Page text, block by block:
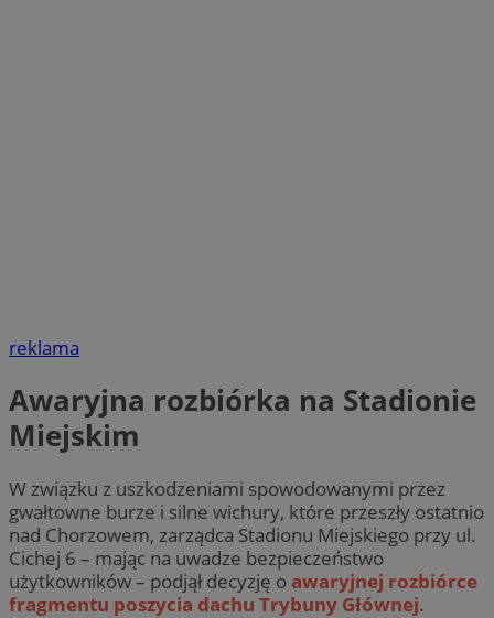
reklama
Awaryjna rozbiórka na Stadionie
Miejskim
W związku z uszkodzeniami spowodowanymi przez
gwałtowne burze i silne wichury, które przeszły ostatnio
nad Chorzowem, zarządca Stadionu Miejskiego przy ul.
Cichej 6 – mając na uwadze bezpieczeństwo
użytkowników – podjął decyzję o awaryjnej rozbiórce
fragmentu poszycia dachu Trybuny Głównej.